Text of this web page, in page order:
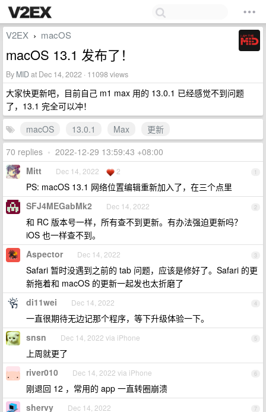
V2EX › macOS
macOS 13.1 发布了！
By MIDat Dec 14, 2022 · 11098 views
大家快更新吧，目前自己 m1 max 用的 13.0.1 已经感觉不到问题
了，13.1 完全可以冲！
macOS
13.0.1 Max
更新
70 replies • 2022-12-29 13:59:43 +08:00
1
Mitt Dec 14, 2022 2
PS: macOS 13.1 网络位置编辑重新加入了，在三个点里
2
SFJ4MEGabMk2 Dec 14, 2022
和 RC 版本号一样，所有查不到更新。有办法强迫更新吗？
iOS 也一样查不到。
3
Aspector Dec 14, 2022
Safari 暂时没遇到之前的 tab 问题，应该是修好了。Safari 的更
新拖着和 macOS 的更新一起发也太折磨了
4
di11wei Dec 14, 2022
一直很期待无边记那个程序，等下升级体验一下。
5
snsn Dec 14, 2022 via iPhone
上周就更了
6
river010 Dec 14, 2022 via iPhone
刚退回 12 ，常用的 app 一直转圈崩溃
7
shervy Dec 14, 2022